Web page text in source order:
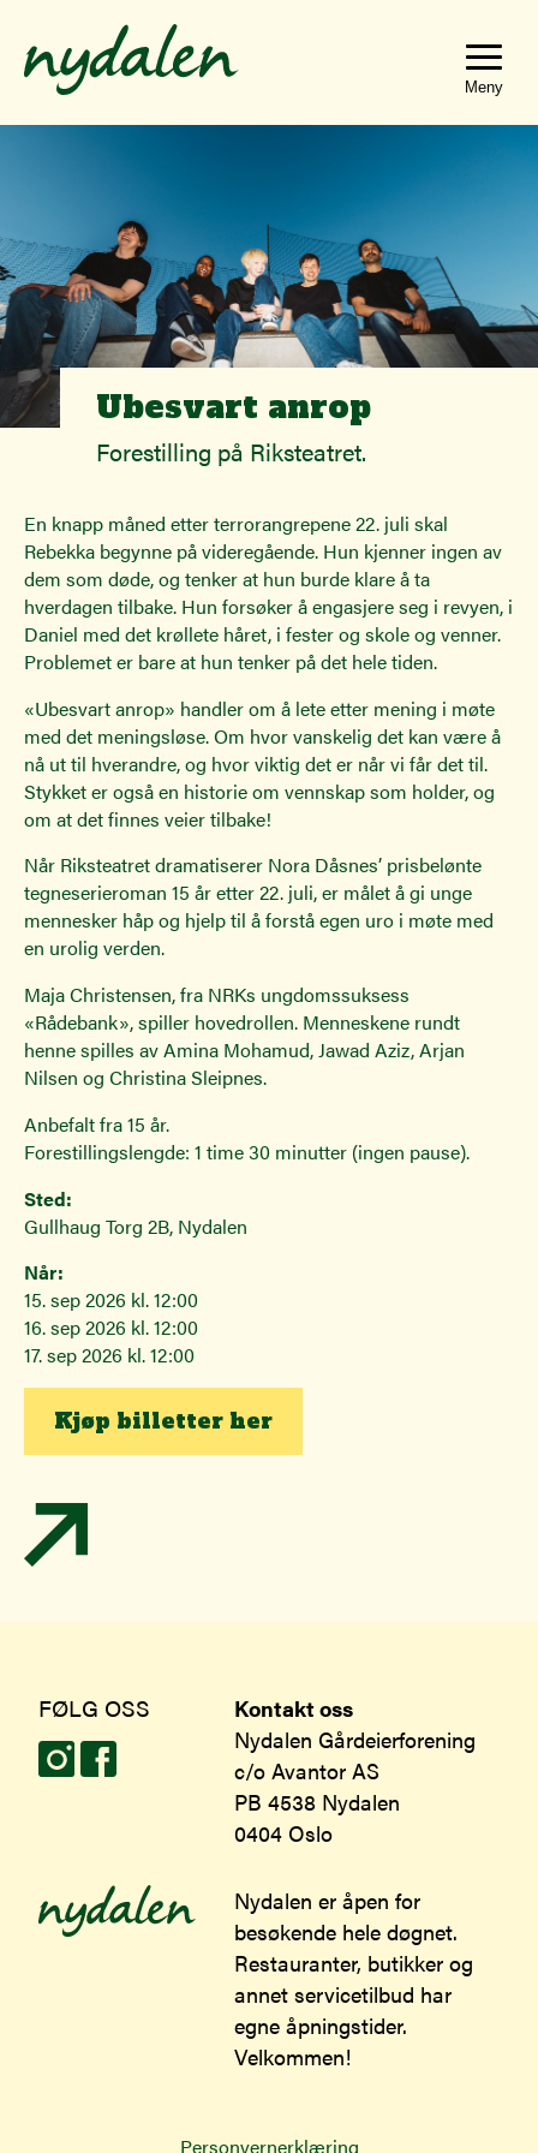
innhold
navigasjon
Ubesvart anrop
Forestilling på Riksteatret.
En knapp måned etter terrorangrepene 22. juli skal
Rebekka begynne på videregående. Hun kjenner ingen av
dem som døde, og tenker at hun burde klare å ta
hverdagen tilbake. Hun forsøker å engasjere seg i revyen, i
Daniel med det krøllete håret, i fester og skole og venner.
Problemet er bare at hun tenker på det hele tiden.
«Ubesvart anrop» handler om å lete etter mening i møte
med det meningsløse. Om hvor vanskelig det kan være å
nå ut til hverandre, og hvor viktig det er når vi får det til.
Stykket er også en historie om vennskap som holder, og
om at det finnes veier tilbake!
Når Riksteatret dramatiserer Nora Dåsnes’ prisbelønte
tegneserieroman 15 år etter 22. juli, er målet å gi unge
mennesker håp og hjelp til å forstå egen uro i møte med
en urolig verden.
Maja Christensen, fra NRKs ungdomssuksess
«Rådebank», spiller hovedrollen. Menneskene rundt
henne spilles av Amina Mohamud, Jawad Aziz, Arjan
Nilsen og Christina Sleipnes.
Anbefalt fra 15 år.
Forestillingslengde: 1 time 30 minutter (ingen pause).
Sted:
Gullhaug Torg 2B, Nydalen
Når:
15. sep 2026 kl. 12:00
16. sep 2026 kl. 12:00
17. sep 2026 kl. 12:00
Kjøp billetter her
FØLG OSS
Kontakt oss
Nydalen Gårdeierforening
c/o Avantor AS
PB 4538 Nydalen
0404 Oslo
Nydalen er åpen for
besøkende hele døgnet.
Restauranter, butikker og
annet servicetilbud har
egne åpningstider.
Velkommen!
Personvernerklæring